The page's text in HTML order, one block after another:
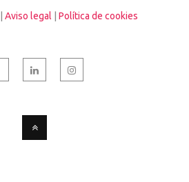
Aviso legal Política de cookies